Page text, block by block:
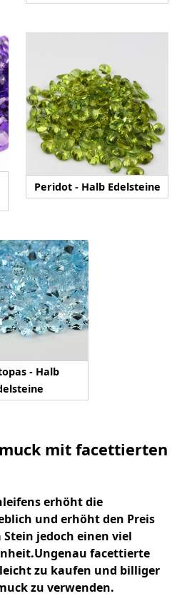
Peridot - Halb Edelsteine
- Halb
mit facettierten
erhöht die
und erhöht den Preis
jedoch einen viel
Ungenau facettierte
zu kaufen und billiger
zu verwenden.